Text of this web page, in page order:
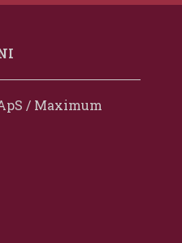
/ Maximum